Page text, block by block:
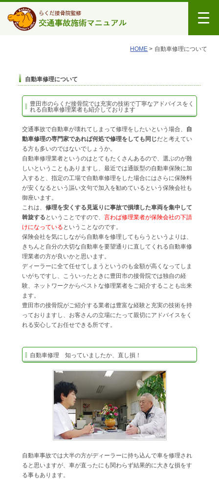
HOME 自動車修理について
自動車修理について
豊田市のらくだ接骨院では充実の技術で丁寧なアドバイスをく
れる自動車修理業者も紹介しております
交通事故で自動車が壊れてしまって修理をしたいという場合、 自
動車修理の専門家であれば何処で修理をしても同じだと考えてい
る方も多いのではないでしょうか。
自動車修理業者というのはとてもたくさんあるので、選ぶのが難
しいということもありますし、最近では通販型の自動車保険に加
入すると、指定の工場で自動車修理をした場合にはさらに保険料
が安くなるという謳い文句で加入を勧めているという保険会社も
御座います。
これは、 修理を安くする見返りに事故で損壊した車両を集中して
斡旋する ということですので、 言わば修理業者が保険会社の下請
けになっている ということなのです。
保険会社を気にしながら自動車を修理してもらうというよりは、
きちんと自分の大切な自動車を要望通りに直してくれる自動車修
理業者の方が良いかと思います。
ディーラーに全て任せてしまうというのも金額が高くなってしま
いがちですし、こういったときに豊田市の接骨院では独自の経
験、ネットワークからベストな修理業者をご紹介することも出来
ます。
豊田市の接骨院がご紹介する業者は豊富な経験と充実の技術を持
っておりますし、お客さんの立場にたって親切にアドバイスをく
れる安心してお任せできる所です。
自動車修理 知っていましたか、直し損！
自動車事故では大半の方がディーラーに持ち込んで車を修理され
ると思いますが、車が直ったにも関わらず結果的に大きな損をす
る事もあります。